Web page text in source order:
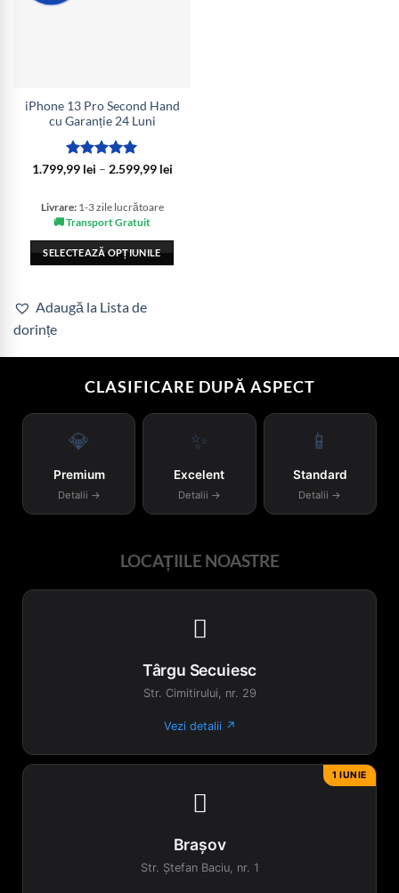
iPhone 13 Pro Second Hand
cu Garanție 24 Luni
Evaluat la
1.799,99 lei – 2.599,99 leiInterval
2.599,99 lei
Livrare:1-3 zile lucrătoare
🚚 Transport Gratuit
SELECTEAZĂ OPȚIUNILE
are
Opțiunile
pagina
Adaugă la Lista de
dorințe
CLASIFICARE DUPĂ ASPECT
💎
Premium
Detalii →
✨
Excelent
Detalii →
📱
Standard
Detalii →
LOCAȚIILE NOASTRE

Târgu Secuiesc
Str. Cimitirului, nr. 29
Vezi detalii ↗
1 IUNIE

Brașov
Str. Ștefan Baciu, nr. 1